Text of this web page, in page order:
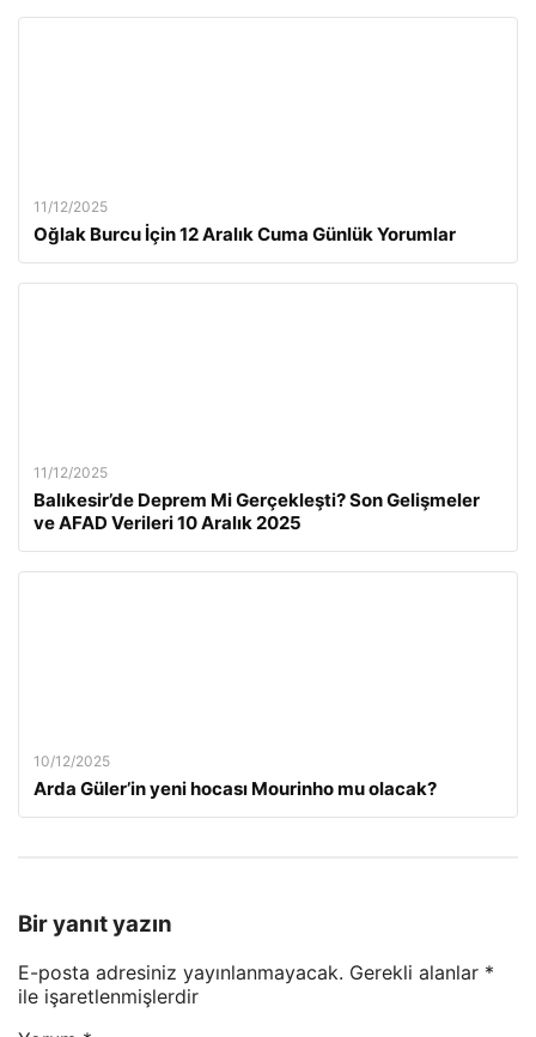
11/12/2025
Oğlak Burcu İçin 12 Aralık Cuma Günlük Yorumlar
11/12/2025
Balıkesir’de Deprem Mi Gerçekleşti? Son Gelişmeler
ve AFAD Verileri 10 Aralık 2025
10/12/2025
Arda Güler’in yeni hocası Mourinho mu olacak?
Bir yanıt yazın
E-posta adresiniz yayınlanmayacak. Gerekli alanlar *
ile işaretlenmişlerdir